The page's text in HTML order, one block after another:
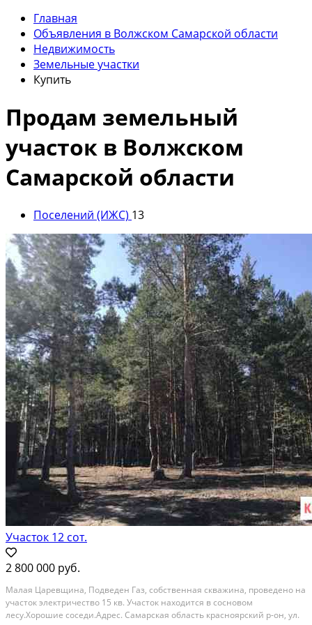
Главная
Объявления в Волжском Самарской области
Недвижимость
Земельные участки
Купить
Продам земельный
участок в Волжском
Самарской области
Поселений (ИЖС) 13
Участок 12 сот.
2 800 000 руб.
Малая Царевщина, Подведен Газ, собственная скважина, проведено на
участок электричество 15 кв. Участок находится в сосновом
лесу.Хорошие соседи.Адрес. Самарская область красноярский р-он, ул.